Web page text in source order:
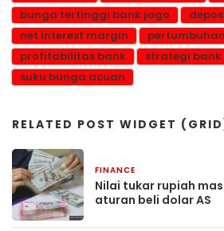
bunga tertinggi bank jago
net interest margin
profitabilitas bank
strategi bank
suku bunga acuan
RELATED POST WIDGET
FINANCE
Nilai tukar rupiah
aturan beli dolar AS